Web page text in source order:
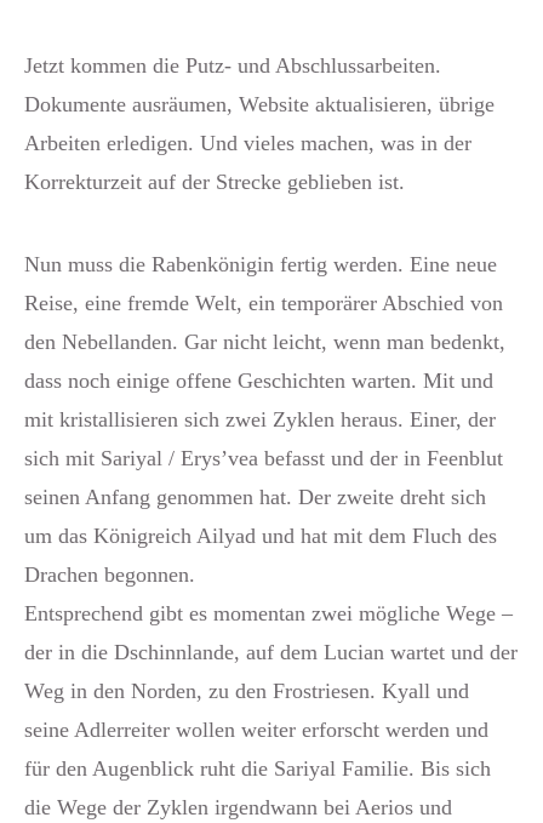
Jetzt kommen die Putz- und Abschlussarbeiten.
Dokumente ausräumen, Website aktualisieren, übrige
Arbeiten erledigen. Und vieles machen, was in der
Korrekturzeit auf der Strecke geblieben ist.
Nun muss die Rabenkönigin fertig werden. Eine neue
Reise, eine fremde Welt, ein temporärer Abschied von
den Nebellanden. Gar nicht leicht, wenn man bedenkt,
dass noch einige offene Geschichten warten. Mit und
mit kristallisieren sich zwei Zyklen heraus. Einer, der
sich mit Sariyal / Erys’vea befasst und der in Feenblut
seinen Anfang genommen hat. Der zweite dreht sich
um das Königreich Ailyad und hat mit dem Fluch des
Drachen begonnen.
Entsprechend gibt es momentan zwei mögliche Wege –
der in die Dschinnlande, auf dem Lucian wartet und der
Weg in den Norden, zu den Frostriesen. Kyall und
seine Adlerreiter wollen weiter erforscht werden und
für den Augenblick ruht die Sariyal Familie. Bis sich
die Wege der Zyklen irgendwann bei Aerios und